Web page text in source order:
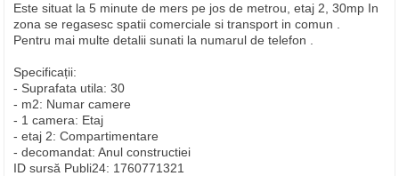
Este situat la 5 minute de mers pe jos de metrou, etaj 2, 30mp In
zona se regasesc spatii comerciale si transport in comun .
Pentru mai multe detalii sunati la numarul de telefon .
Specificații:
- Suprafata utila: 30
- m2: Numar camere
- 1 camera: Etaj
- etaj 2: Compartimentare
- decomandat: Anul constructiei
ID sursă Publi24: 1760771321